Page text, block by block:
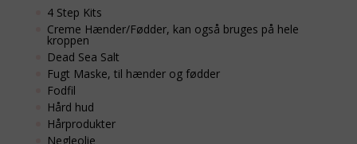
4 Step Kits
Creme Hænder/Fødder, kan også bruges på hele
kroppen
Dead Sea Salt
Fugt Maske, til hænder og fødder
Fodfil
Hård hud
Hårprodukter
Negleolie